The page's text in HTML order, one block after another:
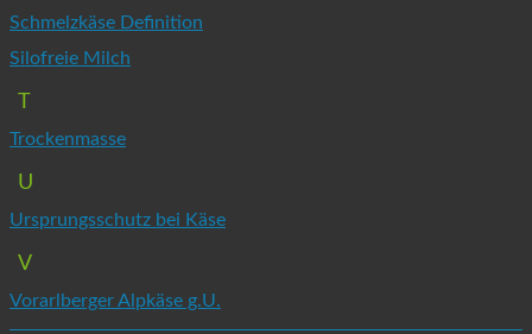
Schmelzkäse Definition
Silofreie Milch
T
Trockenmasse
U
Ursprungsschutz bei Käse
V
Vorarlberger Alpkäse g.U.